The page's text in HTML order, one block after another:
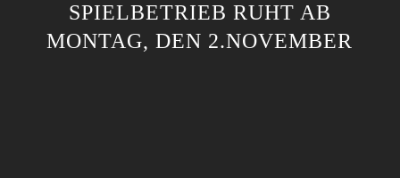
SPIELBETRIEB RUHT AB
MONTAG, DEN 2.NOVEMBER